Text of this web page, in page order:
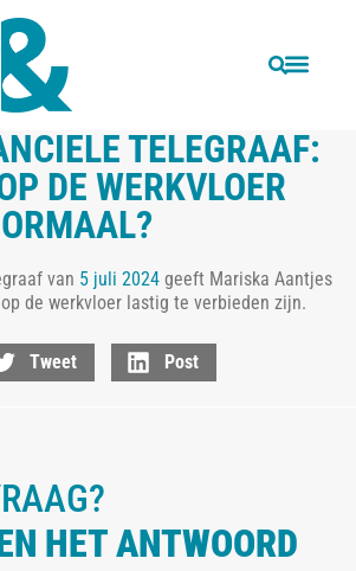
TELEGRAAF:
DE WERKVLOER
van 5 juli 2024 geeft Mariska Aantjes
de werkvloer lastig te verbieden zijn.
Tweet Post
HET ANTWOORD